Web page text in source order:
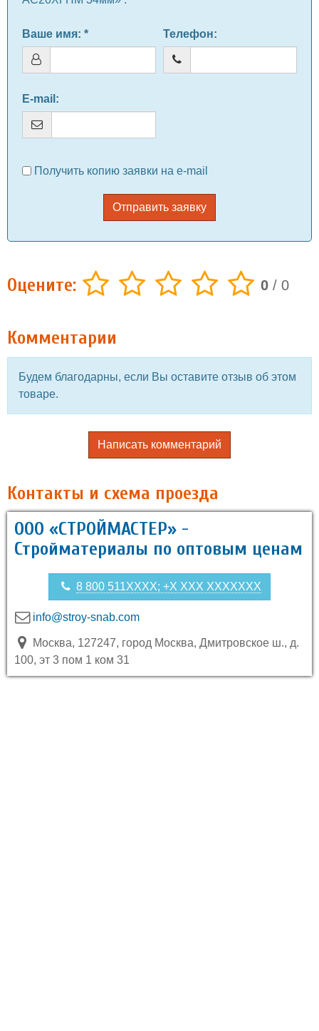
Ваше имя: * Телефон:
E-mail :
Получить копию заявки на e-mail
Отправить заявку
Оцените: 0 / 0
Комментарии
Будем благодарны, если Вы оставите отзыв об этом
товаре.
Написать комментарий
Контакты и схема проезда
ООО «СТРОЙМАСТЕР» -
Стройматериалы по оптовым ценам
8 800 511XXXX; +X XXX XXXXXXX
info@stroy-snab.com
Москва, 127247, город Москва, Дмитровское ш., д.
100, эт 3 пом 1 ком 31